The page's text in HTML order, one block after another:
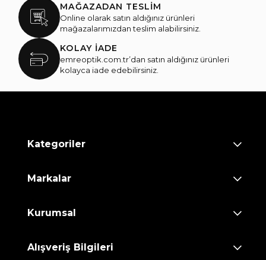
MAĞAZADAN TESLİM
Online olarak satın aldığınız ürünleri
mağazalarımızdan teslim alabilirsiniz.
KOLAY İADE
emreoptik.com.tr’dan satın aldığınız ürünleri
kolayca iade edebilirsiniz.
Kategoriler
Markalar
Kurumsal
Alışveriş Bilgileri